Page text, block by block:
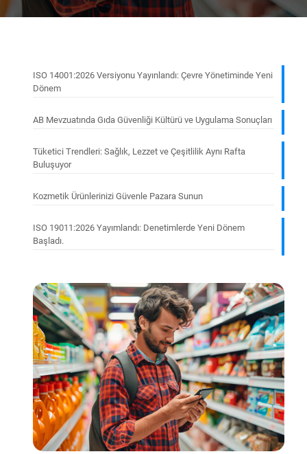
ISO 14001:2026 Versiyonu Yayınlandı: Çevre Yönetiminde Yeni
Dönem
AB Mevzuatında Gıda Güvenliği Kültürü ve Uygulama Sonuçları
Tüketici Trendleri: Sağlık, Lezzet ve Çeşitlilik Aynı Rafta
Buluşuyor
Kozmetik Ürünlerinizi Güvenle Pazara Sunun
ISO 19011:2026 Yayımlandı: Denetimlerde Yeni Dönem
Başladı.